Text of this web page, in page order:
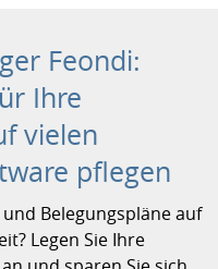
Feondi:
Ihre
vielen
pflegen
Belegungspläne auf
Legen Sie Ihre